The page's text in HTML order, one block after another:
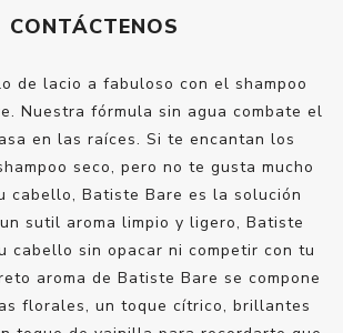
CONTÁCTENOS
de lacio a fabuloso con el shampoo
Nuestra fórmula sin agua combate el
en las raíces. Si te encantan los
seco, pero no te gusta mucho
cabello, Batiste Bare es la solución
sutil aroma limpio y ligero, Batiste
cabello sin opacar ni competir con tu
aroma de Batiste Bare se compone
florales, un toque cítrico, brillantes